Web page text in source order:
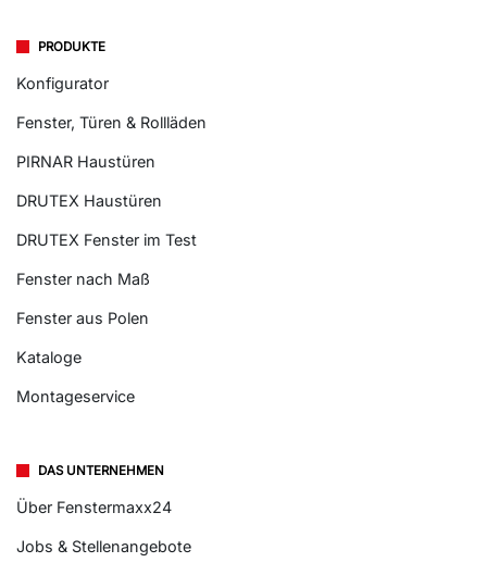
PRODUKTE
Konfigurator
Fenster, Türen & Rollläden
PIRNAR Haustüren
DRUTEX Haustüren
DRUTEX Fenster im Test
Fenster nach Maß
Fenster aus Polen
Kataloge
Montageservice
DAS UNTERNEHMEN
Über Fenstermaxx24
Jobs & Stellenangebote